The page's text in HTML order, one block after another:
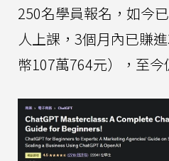
250名學員報名，如今
人上課，3個月內已賺
幣107萬764元），至今